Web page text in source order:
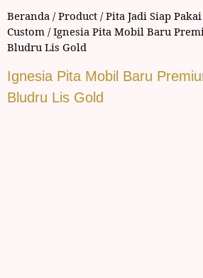
Beranda /Product /Pita Jadi Siap Pakai
Custom / Ignesia Pita Mobil Baru
Bludru Lis Gold
Ignesia Pita Mobil Baru
Bludru Lis Gold